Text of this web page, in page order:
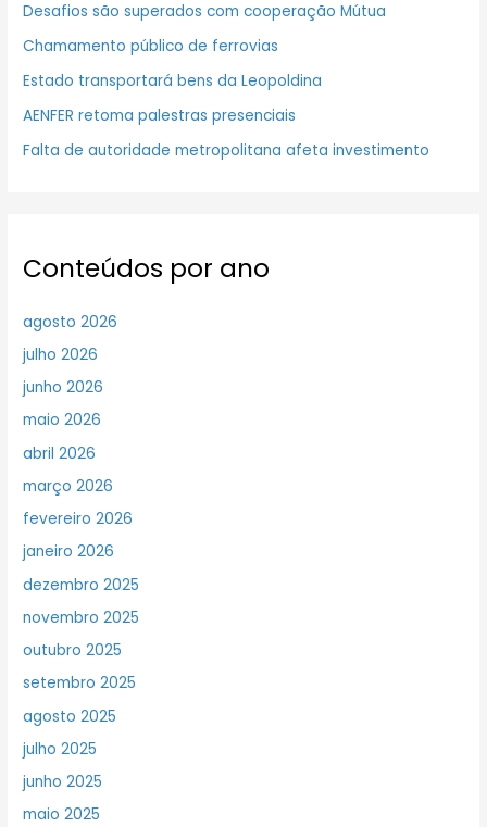
Desafios são superados com cooperação Mútua
Chamamento público de ferrovias
Estado transportará bens da Leopoldina
AENFER retoma palestras presenciais
Falta de autoridade metropolitana afeta investimento
Conteúdos por ano
agosto 2026
julho 2026
junho 2026
maio 2026
abril 2026
março 2026
fevereiro 2026
janeiro 2026
dezembro 2025
novembro 2025
outubro 2025
setembro 2025
agosto 2025
julho 2025
junho 2025
maio 2025